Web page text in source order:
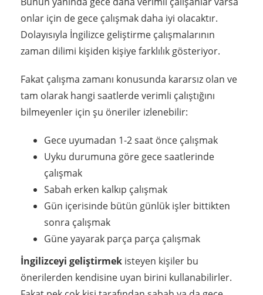
onlar için de gece çalışmak daha iyi olacaktır.
Dolayısıyla İngilizce geliştirme çalışmalarının
zaman dilimi kişiden kişiye farklılık gösteriyor.
Fakat çalışma zamanı konusunda kararsız olan ve
tam olarak hangi saatlerde verimli çalıştığını
bilmeyenler için şu öneriler izlenebilir:
Gece uyumadan 1-2 saat önce çalışmak
Uyku durumuna göre gece saatlerinde
çalışmak
Sabah erken kalkıp çalışmak
Gün içerisinde bütün günlük işler bittikten
sonra çalışmak
Güne yayarak parça parça çalışmak
İngilizceyi geliştirmek isteyen kişiler bu
önerilerden kendisine uyan birini kullanabilirler.